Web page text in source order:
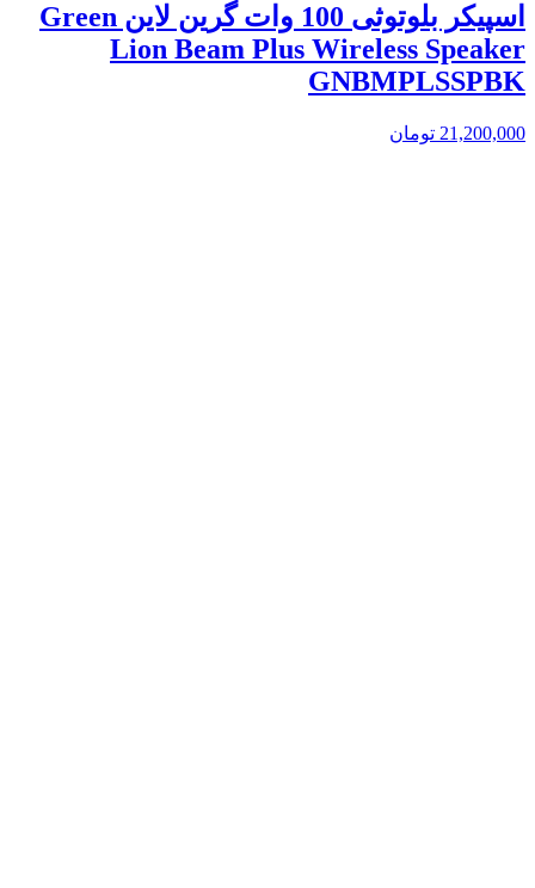
اسپیکر بلوتوثی 100 وات گرین لاین Green
Lion Beam Plus Wireless Speaker
GNBMPLSSPBK
21,200,000 تومان